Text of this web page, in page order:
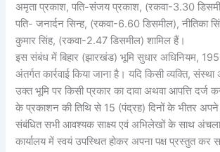
अमृता प्रकाश, पति-संजय प्रकाश, (रकवा-3.30
पति- जनार्दन सिन्ह, (रकवा-6.60 डिसमील), नीतिका
कुमार सिंह, (रकवा-2.47 डिसमील) शामिल हैं।
इस संबंध में बिहार (झारखंड) भूमि सुधार अधिनियम,
अंतर्गत कार्रवाई किया जाना है। यदि किसी व्यक्ति,
उक्त भूमि पर किसी प्रकार का दावा अथवा आपत्ति दर्ज
के प्रकाशन की तिथि से 15 (पंद्रह) दिनों के भीतर अपने
संबंधित सभी आवश्यक साक्ष्य एवं अभिलेखों के साथ
कार्यालय में स्वयं उपस्थित होकर अपना पक्ष प्रस्तुत कर